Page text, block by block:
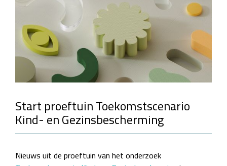
Start proeftuin Toekomstscenario
Kind- en Gezinsbescherming
Nieuws uit de proeftuin van het onderzoek